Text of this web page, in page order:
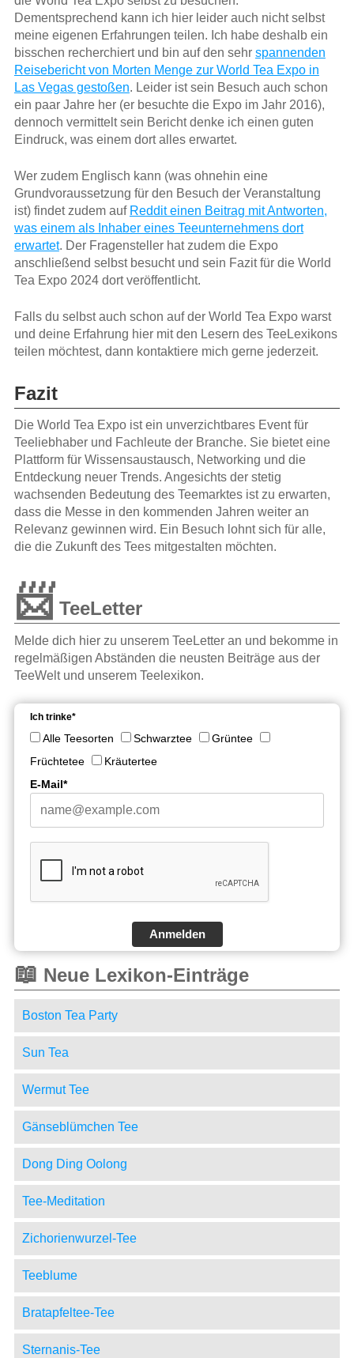
Dementsprechend kann ich hier leider auch nicht selbst
meine eigenen Erfahrungen teilen. Ich habe deshalb ein
bisschen recherchiert und bin auf den sehr spannenden
Reisebericht von Morten Menge zur World Tea Expo in
Las Vegas gestoßen. Leider ist sein Besuch auch schon
ein paar Jahre her (er besuchte die Expo im Jahr 2016),
dennoch vermittelt sein Bericht denke ich einen guten
Eindruck, was einem dort alles erwartet.
Wer zudem Englisch kann (was ohnehin eine
Grundvoraussetzung für den Besuch der Veranstaltung
ist) findet zudem auf Reddit einen Beitrag mit Antworten,
was einem als Inhaber eines Teeunternehmens dort
erwartet. Der Fragensteller hat zudem die Expo
anschließend selbst besucht und sein Fazit für die World
Tea Expo 2024 dort veröffentlicht.
Falls du selbst auch schon auf der World Tea Expo warst
und deine Erfahrung hier mit den Lesern des TeeLexikons
teilen möchtest, dann kontaktiere mich gerne jederzeit.
Fazit
Die World Tea Expo ist ein unverzichtbares Event für
Teeliebhaber und Fachleute der Branche. Sie bietet eine
Plattform für Wissensaustausch, Networking und die
Entdeckung neuer Trends. Angesichts der stetig
wachsenden Bedeutung des Teemarktes ist zu erwarten,
dass die Messe in den kommenden Jahren weiter an
Relevanz gewinnen wird. Ein Besuch lohnt sich für alle,
die die Zukunft des Tees mitgestalten möchten.
📨 TeeLetter
Melde dich hier zu unserem TeeLetter an und bekomme in
regelmäßigen Abständen die neusten Beiträge aus der
TeeWelt und unserem Teelexikon.
Ich trinke*
Alle Teesorten Schwarztee
Grüntee
Früchtetee
Kräutertee
E-Mail*
Anmelden
📖 Neue Lexikon-Einträge
Boston Tea Party
Sun Tea
Wermut Tee
Gänseblümchen Tee
Dong Ding Oolong
Tee-Meditation
Zichorienwurzel-Tee
Teeblume
Bratapfeltee-Tee
Sternanis-Tee